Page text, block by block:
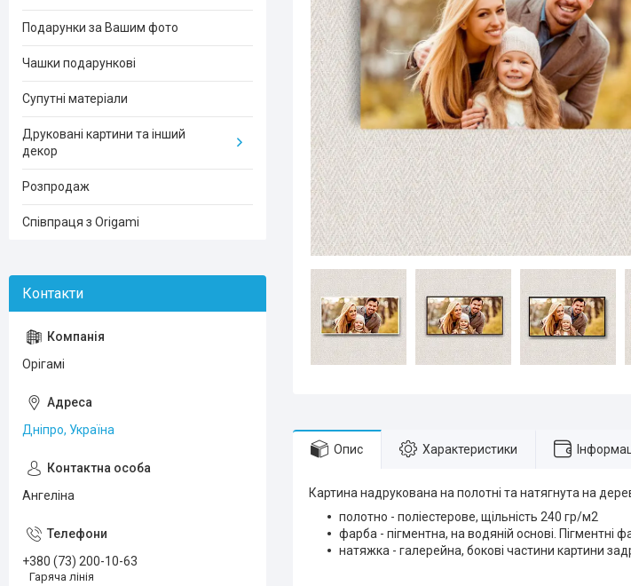
Опис Характеристики
Картина надрукована на полотні та натягнута на
полотно - поліестерове, щільність 240 гр/м2
фарба - пігментна, на водяній основі. Пігментні
натяжка - галерейна, бокові частини картини
Подарунки за Вашим фото
Чашки подарункові
Супутні матеріали
Друковані картини та інший
декор
Розпродаж
Співпраця з Origami
Орігамі
Дніпро, Україна
Ангеліна
+380 (73) 200-10-63
Гаряча лінія